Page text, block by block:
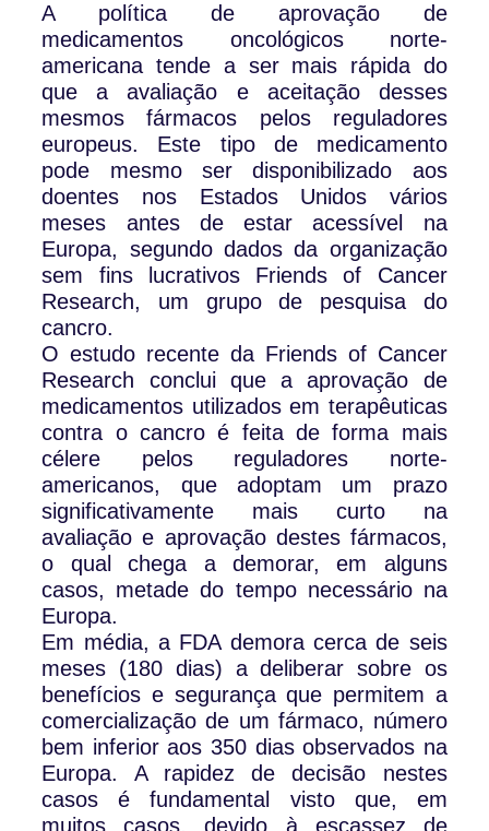
A política de aprovação de
medicamentos oncológicos norte-
americana tende a ser mais rápida do
que a avaliação e aceitação desses
mesmos fármacos pelos reguladores
europeus. Este tipo de medicamento
pode mesmo ser disponibilizado aos
doentes nos Estados Unidos vários
meses antes de estar acessível na
Europa, segundo dados da organização
sem fins lucrativos Friends of Cancer
Research, um grupo de pesquisa do
cancro.
O estudo recente da Friends of Cancer
Research conclui que a aprovação de
medicamentos utilizados em terapêuticas
contra o cancro é feita de forma mais
célere pelos reguladores norte-
americanos, que adoptam um prazo
significativamente mais curto na
avaliação e aprovação destes fármacos,
o qual chega a demorar, em alguns
casos, metade do tempo necessário na
Europa.
Em média, a FDA demora cerca de seis
meses (180 dias) a deliberar sobre os
benefícios e segurança que permitem a
comercialização de um fármaco, número
bem inferior aos 350 dias observados na
Europa. A rapidez de decisão nestes
casos é fundamental visto que, em
muitos casos, devido à escassez de